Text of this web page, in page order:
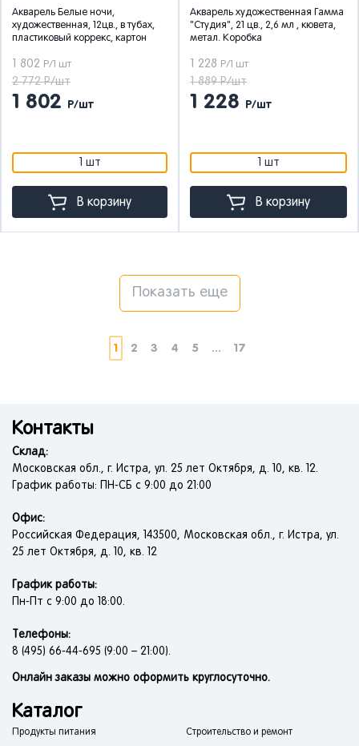
Акварель Белые ночи,
художественная, 12цв., в тубах,
пластиковый коррекс, картон
1 802 Р/1 шт
2 772 Р/шт
1 802 Р/шт
1 шт
В корзину
Акварель художественная Гамма
"Студия", 21 цв., 2,6 мл , кювета,
метал. Коробка
1 228 Р/1 шт
1 889 Р/шт
1 228 Р/шт
1 шт
В корзину
Показать еще
1 2 3 4 5 ... 17
Контакты
Склад:
Московская обл., г. Истра, ул. 25 лет Октября, д. 10, кв. 12.
График работы: ПН-СБ с 9:00 до 21:00
Офис:
Российская Федерация, 143500, Московская обл., г. Истра, ул.
25 лет Октября, д. 10, кв. 12
График работы:
Пн-Пт с 9:00 до 18:00.
Телефоны:
8 (495) 66-44-695 (9:00 – 21:00).
Онлайн заказы можно оформить круглосуточно.
Каталог
Продукты питания Строительство и ремонт